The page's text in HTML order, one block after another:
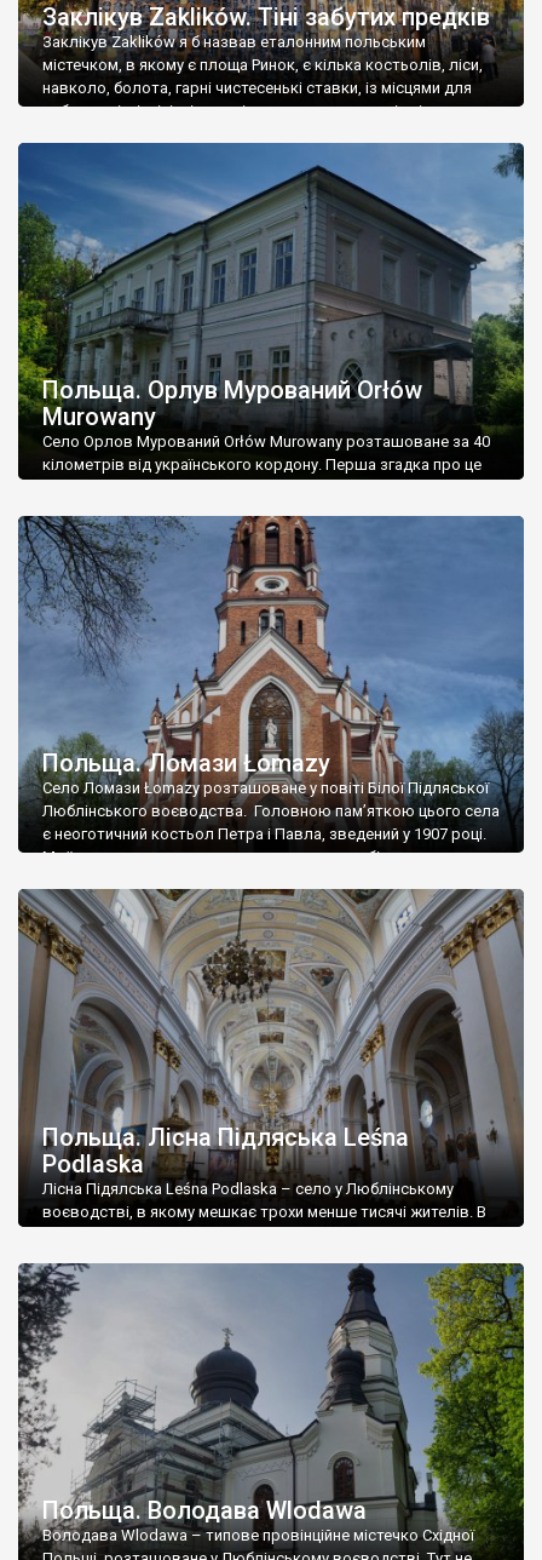
Заклікув Zaklików. Тіні забутих предків
Заклікув Zaklików я б назвав еталонним польським
містечком, в якому є площа Ринок, є кілька костьолів, ліси,
навколо, болота, гарні чистесенькі ставки, із місцями для
риболовлі, пікніків, із острівцями, альтанками, із кількома
оживають на уікенди і свята, коли сюди їдуть туристи […]
Польща. Орлув Мурований Orłów
Murowany
Село Орлов Мурований Orłów Murowany розташоване за 40
кілометрів від українського кордону. Перша згадка про це
палац графів Кіцьких – проста двоповерхова класицистична
будівля із одноповерховим флігелем. Збудували палац у 1842
році (проект Генріка Марконі), […]
Польща. Ломази Łomazy
Село Ломази Łomazy розташоване у повіті Білої Підляської
Люблінського воєводства. Головною пам’яткою цього села
є неоготичний костьол Петра і Павла, зведений у 1907 році.
Ми їхали повз, але не змогли не зупинитись біля нього, адже
Польща. Лісна Підляська Leśna
Podlaska
Лісна Підялська Leśna Podlaska – село у Люблінському
воєводстві, в якому мешкає трохи менше тисячі жителів. В
Різдва Пресвятої Богородиці, яку звели у 1730-1752 роках з
ініціативи отців-паулинів, які приїахали сюди із Ченстохови. В
період російського панування монастир переосвячували […]
Польща. Володава Wlodawa
Володава Wlodawa – типове провінційне містечко Східної